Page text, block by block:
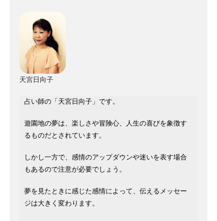
天宮日向子
占い師の「天宮日向子」です。
遊園地の夢は、楽しさや冒険心、人生の喜びを象徴す
るものだとされています。
しかし一方で、感情のアップダウンや迷いを表す場合
もあるので注意が必要でしょう。
夢を見たときに感じた感情によって、伝えるメッセー
ジは大きく変わります。